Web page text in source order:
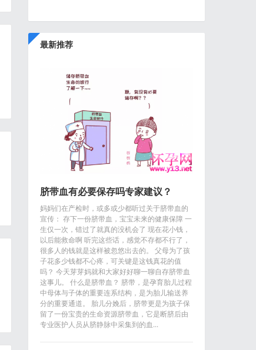
最新推荐
脐带血有必要保存吗专家建议？
妈妈们在产检时，或多或少都听过关于脐带血的
宣传： 存下一份脐带血，宝宝未来的健康保障 一
生仅一次，错过了就真的没机会了 现在花小钱，
以后能救命啊 听完这些话，感觉不存都不行了，
很多人的钱就是这样被忽悠出去的。 父母为了孩
子花多少钱都不心疼，可关键是这钱真花的值
吗？ 今天芽芽妈就和大家好好聊一聊自存脐带血
这事儿。 什么是脐带血？ 脐带，是孕育胎儿过程
中母体与子体的重要连系结构，是为胎儿输送养
分的重要通道。 胎儿分娩后，脐带更是为孩子保
留了一份宝贵的生命资源脐带血，它是断脐后由
专业医护人员从脐静脉中采集到的血...